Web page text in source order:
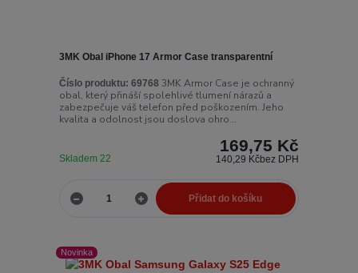
3MK Obal iPhone 17 Armor Case transparentní
Číslo produktu: 69768 3MK Armor Case je ochranný
obal, který přináší spolehlivé tlumení nárazů a
zabezpečuje váš telefon před poškozením. Jeho
kvalita a odolnost jsou doslova ohro...
169,75 Kč
140,29 Kčbez DPH
Skladem 22
Přidat do košíku
Novinka